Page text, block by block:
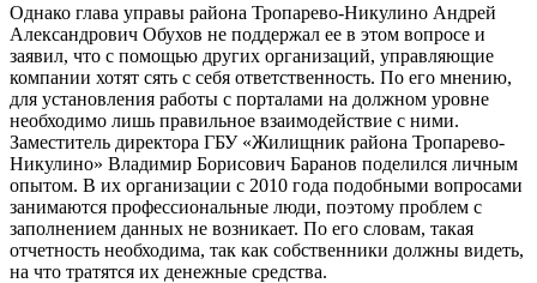
Однако глава управы района Тропарево-Никулино Андрей
Александрович Обухов не поддержал ее в этом вопросе и
заявил, что с помощью других организаций, управляющие
компании хотят сять с себя ответственность. По его мнению,
для установления работы с порталами на должном уровне
необходимо лишь правильное взаимодействие с ними.
Заместитель директора ГБУ «Жилищник района Тропарево-
Никулино» Владимир Борисович Баранов поделился личным
опытом. В их организации с 2010 года подобными вопросами
занимаются профессиональные люди, поэтому проблем с
заполнением данных не возникает. По его словам, такая
отчетность необходима, так как собственники должны видеть,
на что тратятся их денежные средства.